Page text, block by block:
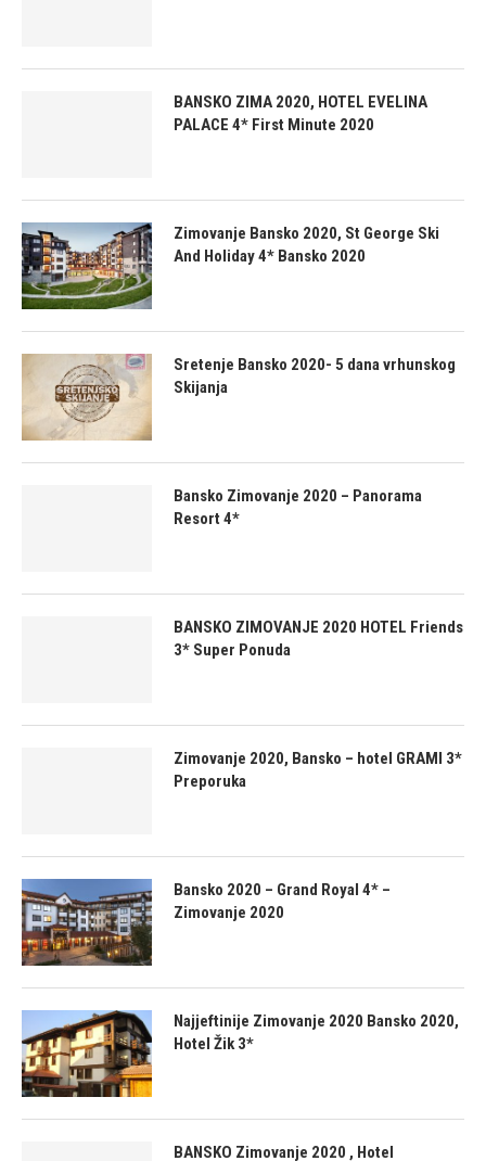
BANSKO ZIMA 2020, HOTEL EVELINA
PALACE 4* First Minute 2020
Zimovanje Bansko 2020, St George Ski
And Holiday 4* Bansko 2020
Sretenje Bansko 2020- 5 dana vrhunskog
Skijanja
Bansko Zimovanje 2020 – Panorama
Resort 4*
BANSKO ZIMOVANJE 2020 HOTEL Friends
3* Super Ponuda
Zimovanje 2020, Bansko – hotel GRAMI 3*
Preporuka
Bansko 2020 – Grand Royal 4* –
Zimovanje 2020
Najjeftinije Zimovanje 2020 Bansko 2020,
Hotel Žik 3*
BANSKO Zimovanje 2020 , Hotel